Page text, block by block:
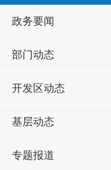
政务要闻
部门动态
开发区动态
基层动态
专题报道